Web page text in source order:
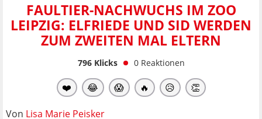
FAULTIER-NACHWUCHS IM ZOO
LEIPZIG: ELFRIEDE UND SID WERDEN
ZUM ZWEITEN MAL ELTERN
796Klicks 0 Reaktionen
❤️ 😂 😱 🔥 😥 👏
Von Lisa Marie Peisker